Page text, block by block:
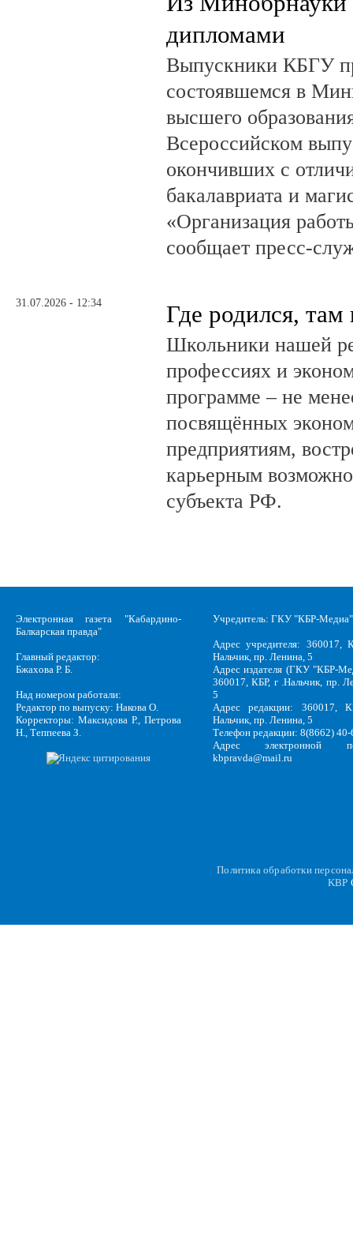
дипломами
Выпускники КБГУ
состоявшемся в
высшего
Всероссийском
окончивших с
бакалавриата и
«Организация
сообщает пресс-
31.07.2026 - 12:34 Где родился, там
Школьники нашей
профессиях и
программе – не
посвящённых
предприятиям,
карьерным
субъекта РФ.
Электронная газета "Кабардино-
Балкарская правда"
Главный редактор:
Бжахова Р. Б.
Над номером работали:
Редактор по выпуску: Накова О.
Корректоры: Максидова Р., Петрова
Н., Теппеева З.
Учредитель: ГКУ "КБР-Медиа"
Адрес учредителя: 360017,
Нальчик, пр. Ленина, 5
Адрес издателя (ГКУ "КБР-
360017, КБР, г .Нальчик, пр.
5
Адрес редакции: 360017,
Нальчик, пр. Ленина, 5
Телефон редакции: 8(8662)
Адрес электронной
kbpravda@mail.ru
Политика обработки
KBP